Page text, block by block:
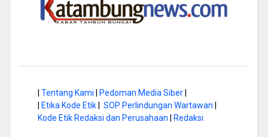
Tentang Kami Pedoman Media Siber|
Etika Kode Etik| SOP Perlindungan Wartawan
Kode Etik Redaksi dan Perusahaan
Redaksi